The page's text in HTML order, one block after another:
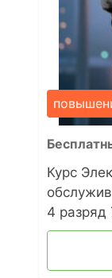
Курс
4 разряд